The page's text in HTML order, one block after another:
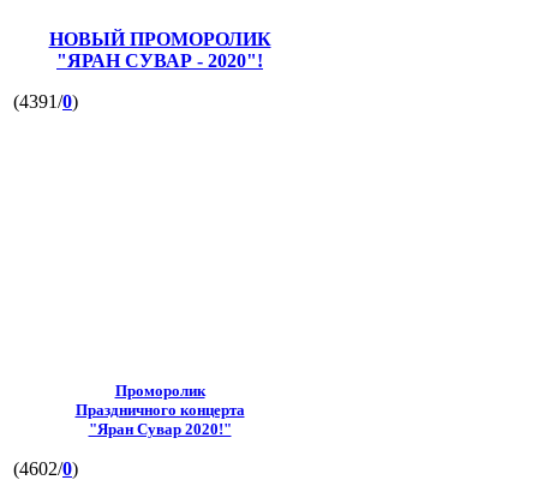
НОВЫЙ ПРОМОРОЛИК
"ЯРАН СУВАР - 2020"!
(4391/0)
Проморолик
Праздничного концерта
"Яран Сувар 2020!"
(4602/0)